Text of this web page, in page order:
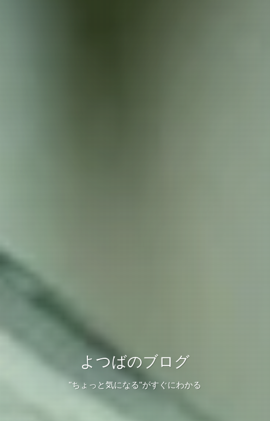
よつばのブログ
"ちょっと気になる"がすぐにわかる